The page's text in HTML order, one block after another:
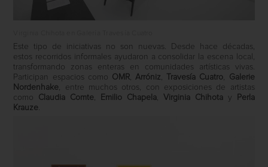
Este tipo de iniciativas no son nuevas. Desde hace décadas,
estos recorridos informales ayudaron a consolidar la escena local,
transformando zonas enteras en comunidades artísticas vivas.
Participan espacios como OMR, Arróniz Travesía Cuatro
Galerie
Nordenhake , entre muchos otros, con exposiciones de artistas
como Claudia Comte Emilio Chapela Virginia Chihotay
Perla
Krauze